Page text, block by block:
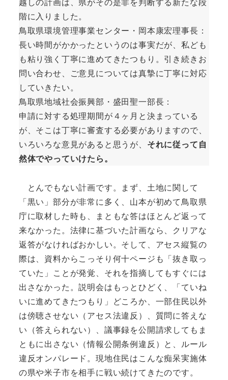
階に入りました。
鳥取県環境管理事業センター・岡本康宏理事長：
長い時間がかかったというのは事実だが、私ども
も粘り強く丁寧に進めてきたつもり。引き続きお
問い合わせ、ご意見については真摯に丁寧に対応
していきたい。
鳥取県地域社会振興部・盛田聖一部長：
申請に対する処理期間が４ヶ月と決まっている
が、そこは丁寧に審査する必要がありますので、
いろいろな意見があると思うが、 それに従って自
然体でやっていけたら。
とんでもない計画です。まず、土地に関して
「黒い」部分が非常に多く、山本が初めて鳥取県
庁に取材した時も、まともな答はほとんど返って
来なかった。法律に基づいた計画なら、クリアな
返答がなければおかしい。そして、アセス縦覧の
際は、資料からこっそり何十ページも「抜き取っ
ていた」ことが発覚、それを指摘してもすぐには
出さなかった。説明会はもっとひどく、「ていね
いに進めてきたつもり」どころか、一部住民以外
は傍聴させない（アセス法違反）、質問に答えな
い（答えられない）、議事録を公開請求してもま
ともに出さない（情報公開条例違反）と、ルール
違反オンパレード。現地住民はこんな痴呆実施体
の県や米子市を相手に戦い続けてきたのです。